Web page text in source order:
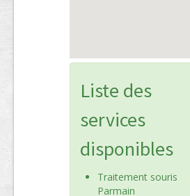
Liste des
services
disponibles
Traitement souris
Parmain